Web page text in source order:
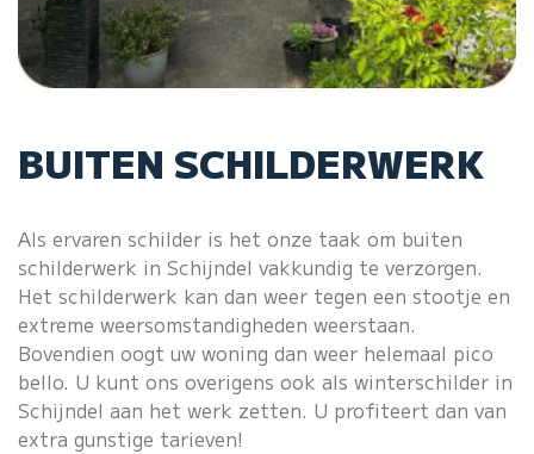
BUITEN SCHILDERWERK
Als ervaren schilder is het onze taak om buiten
schilderwerk in Schijndel vakkundig te verzorgen.
Het schilderwerk kan dan weer tegen een stootje en
extreme weersomstandigheden weerstaan.
Bovendien oogt uw woning dan weer helemaal pico
bello. U kunt ons overigens ook als winterschilder in
Schijndel aan het werk zetten. U profiteert dan van
extra gunstige tarieven!